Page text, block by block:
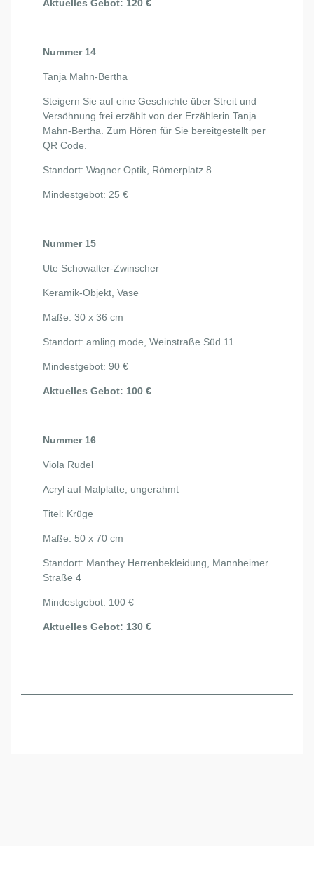
Aktuelles Gebot: 120 €
Nummer 14
Tanja Mahn-Bertha
Steigern Sie auf eine Geschichte über Streit und
Versöhnung frei erzählt von der Erzählerin Tanja
Mahn-Bertha. Zum Hören für Sie bereitgestellt per
QR Code.
Standort: Wagner Optik, Römerplatz 8
Mindestgebot: 25 €
Nummer 15
Ute Schowalter-Zwinscher
Keramik-Objekt, Vase
Maße: 30 x 36 cm
Standort: amling mode, Weinstraße Süd 11
Mindestgebot: 90 €
Aktuelles Gebot: 100 €
Nummer 16
Viola Rudel
Acryl auf Malplatte, ungerahmt
Titel: Krüge
Maße: 50 x 70 cm
Standort: Manthey Herrenbekleidung, Mannheimer
Straße 4
Mindestgebot: 100 €
Aktuelles Gebot: 130 €